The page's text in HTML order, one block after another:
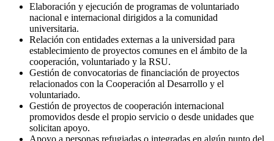
Elaboración y ejecución de programas de voluntariado
nacional e internacional dirigidos a la comunidad
universitaria.
Relación con entidades externas a la universidad para
establecimiento de proyectos comunes en el ámbito de la
cooperación, voluntariado y la RSU.
Gestión de convocatorias de financiación de proyectos
relacionados con la Cooperación al Desarrollo y el
voluntariado.
Gestión de proyectos de cooperación internacional
promovidos desde el propio servicio o desde unidades que
solicitan apoyo.
Apoyo a personas refugiadas o integradas en algún punto del